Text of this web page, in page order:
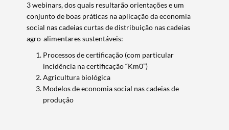
3 webinars, dos quais resultarão orientações e um
conjunto de boas práticas na aplicação da economia
social nas cadeias curtas de distribuição nas cadeias
agro-alimentares sustentáveis:
Processos de certificação (com particular
incidência na certificação “Km0”)
Agricultura biológica
Modelos de economia social nas cadeias de
produção